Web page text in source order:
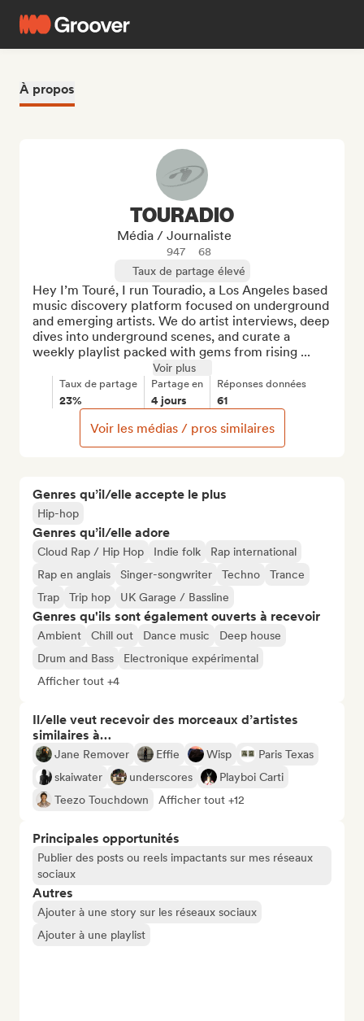
À propos
Genres qu’il/elle accepte le plus
Hip-hop
Genres qu’il/elle adore
Cloud Rap / Hip Hop Indie folk
Rap international
Rap en anglais
Singer-songwriter Techno
Trance
Trap
Trip hop UK Garage / Bassline
Genres qu'ils sont également ouverts à recevoir
Ambient Chill out Dance music
Deep house
Drum and Bass
Electronique expérimental
Afficher tout +4
Il/elle veut recevoir des morceaux d’artistes
similaires à…
Jane Remover Effie Wisp
Paris Texas
skaiwater
underscores
Playboi Carti
Teezo Touchdown
Afficher tout +12
Principales opportunités
Publier des posts ou reels impactants sur mes réseaux
sociaux
Autres
Ajouter à une story sur les réseaux sociaux
Ajouter à une playlist
TOURADIO
Média / Journaliste
947
68
Taux de partage élevé
Hey I’m Touré, I run Touradio, a Los Angeles based
music discovery platform focused on underground
and emerging artists. We do artist interviews, deep
dives into underground scenes, and curate a
weekly playlist packed with gems from rising ...
Voir plus
Taux de partage
23%
Partage en
4 jours
Réponses données
61
Voir les médias / pros similaires